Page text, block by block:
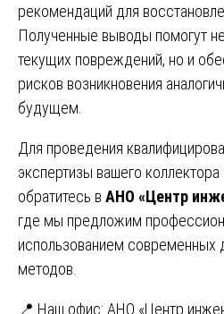
рекомендаций для
Полученные выводы помогут
текущих повреждений, но и
рисков возникновения
будущем.
Для проведения
экспертизы вашего
обратитесь в АНО «Центр
где мы предложим
использованием современных
методов.
📍 Наш офис: АНО «Центр